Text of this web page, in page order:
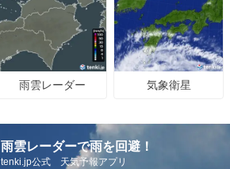
雨雲レーダー 気象衛星
雨雲レーダーで雨を回避！
tenki.jp公式 天気予報アプリ